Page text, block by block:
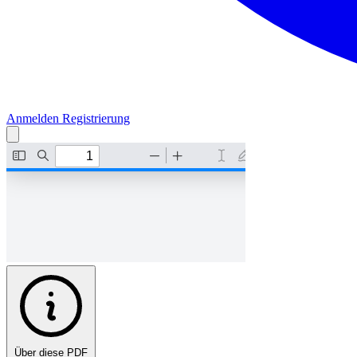
Anmelden Registrierung
Über diese PDF